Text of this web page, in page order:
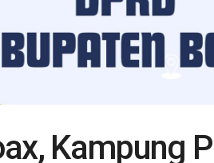
Kampung